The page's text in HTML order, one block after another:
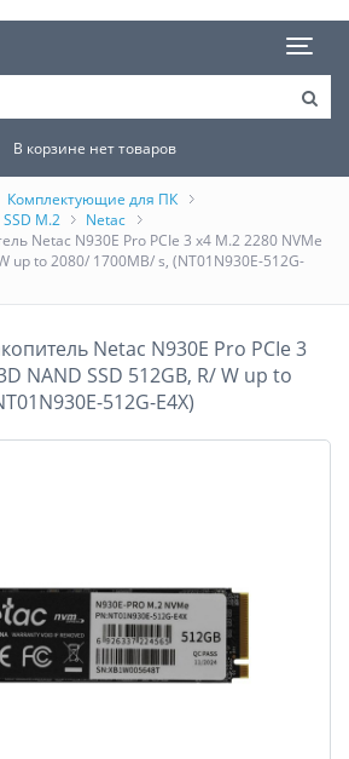
В корзине нет товаров
Комплектующие для ПК
SSD M.2
Netac
Netac N930E Pro PCIe 3 x4 M.2 2280 NVMe
up to 2080/ 1700MB/ s, (NT01N930E-512G-
Netac N930E Pro PCIe 3
NAND SSD 512GB, R/ W up to
512G-E4X)